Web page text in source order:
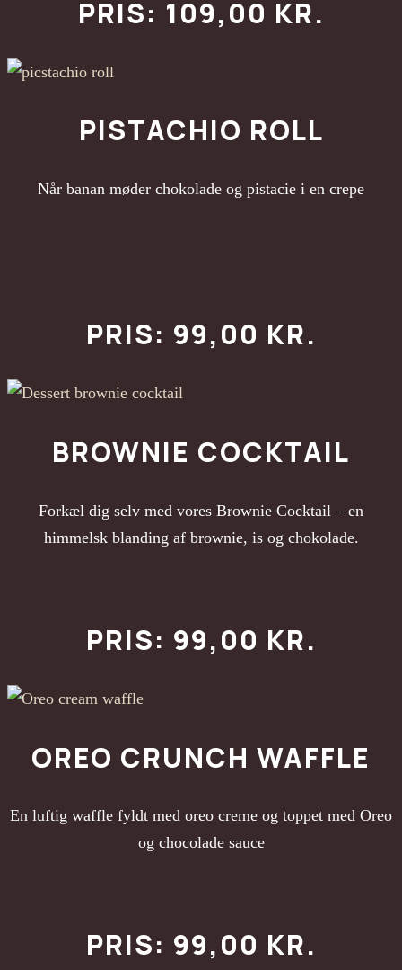
PRIS: 109,00 KR.
PISTACHIO ROLL
Når banan møder chokolade og pistacie i en crepe
PRIS: 99,00 KR.
BROWNIE COCKTAIL
Forkæl dig selv med vores Brownie Cocktail – en
himmelsk blanding af brownie, is og chokolade.
PRIS: 99,00 KR.
OREO CRUNCH WAFFLE
En luftig waffle fyldt med oreo creme og toppet med Oreo
og chocolade sauce
PRIS: 99,00 KR.